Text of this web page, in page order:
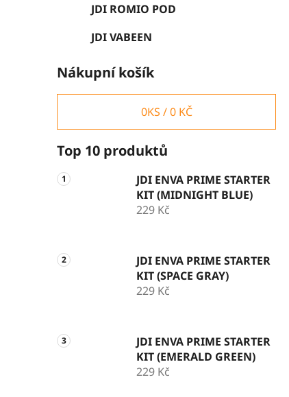
JDI ROMIO POD
JDI VABEEN
Nákupní košík
0KS /0 KČ
Top 10 produktů
JDI ENVA PRIME STARTER
KIT (MIDNIGHT BLUE)
229 Kč
JDI ENVA PRIME STARTER
KIT (SPACE GRAY)
229 Kč
JDI ENVA PRIME STARTER
KIT (EMERALD GREEN)
229 Kč